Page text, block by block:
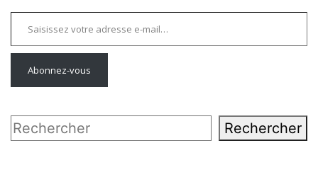
Saisissez votre adresse e-mail…
Abonnez-vous
Rechercher Rechercher